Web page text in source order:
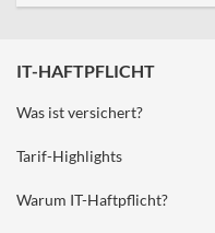
IT-HAFTPFLICHT
Was ist versichert?
Tarif-Highlights
Warum IT-Haftpflicht?